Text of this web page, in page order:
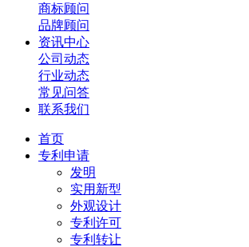
商标顾问
品牌顾问
资讯中心
公司动态
行业动态
常见问答
联系我们
首页
专利申请
发明
实用新型
外观设计
专利许可
专利转让